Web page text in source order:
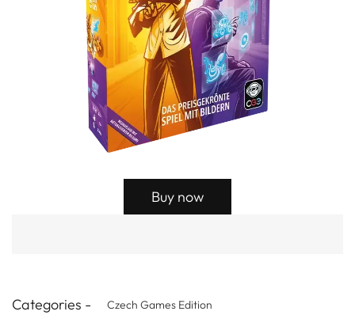
Buy now
Categories - Czech Games Edition